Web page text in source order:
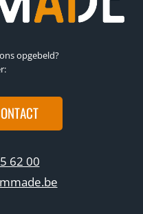
opgebeld?
62 00